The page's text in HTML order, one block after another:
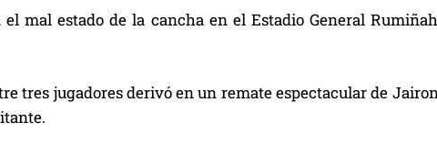
mal estado de la cancha en el Estadio General
tres jugadores derivó en un remate espectacular de